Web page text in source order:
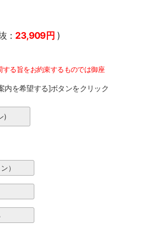
： 23,909円 )
る旨をお約束するものでは御座
内を希望する]ボタンをクリック